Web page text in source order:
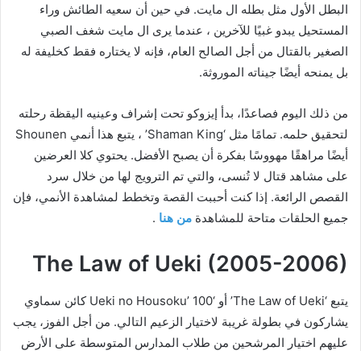
البطل الأول مثل بطله ال مايت. في حين أن سعيه الطائش وراء
المستحيل يبدو غبيًا للآخرين ، عندما يرى ال مايت شغف الصبي
الصغير بالقتال من أجل الصالح العام، فإنه لا يختاره فقط كخليفة له
بل يمنحه أيضًا جيناته الموروثة.
من ذلك اليوم فصاعدًا، بدأ إيزوكو تحت إشراف وعينيه اليقظة رحلته
لتحقيق حلمه. تمامًا مثل ‘Shaman King’ ، يتبع هذا أنمي Shounen
أيضًا مراهقًا مهووسًا بفكرة أن يصبح الأفضل. يحتوي كلا العرضين
على مشاهد قتال لا تُنسى، والتي تم الترويج لها من خلال سرد
القصص الرائعة. إذا كنت أحببت القصة وتخطط لمشاهدة الأنمي، فإن
جميع الحلقات متاحة للمشاهدة من هنا .
The Law of Ueki (2005-2006)
يتبع ‘The Law of Ueki’ أو ‘Ueki no Housoku’ 100 كائن سماوي
يشاركون في بطولة غريبة لاختيار الزعيم التالي. من أجل الفوز، يجب
عليهم اختيار المرشحين من طلاب المدارس المتوسطة على الأرض